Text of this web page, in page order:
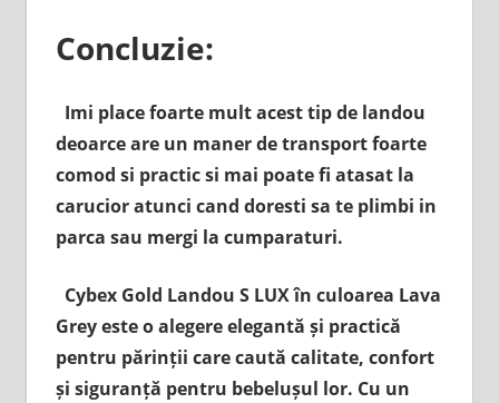
Concluzie:
Imi place foarte mult acest tip de landou
deoarce are un maner de transport foarte
comod si practic si mai poate fi atasat la
carucior atunci cand doresti sa te plimbi in
parca sau mergi la cumparaturi.
Cybex Gold Landou S LUX în culoarea Lava
Grey este o alegere elegantă și practică
pentru părinții care caută calitate, confort
și siguranță pentru bebelușul lor. Cu un